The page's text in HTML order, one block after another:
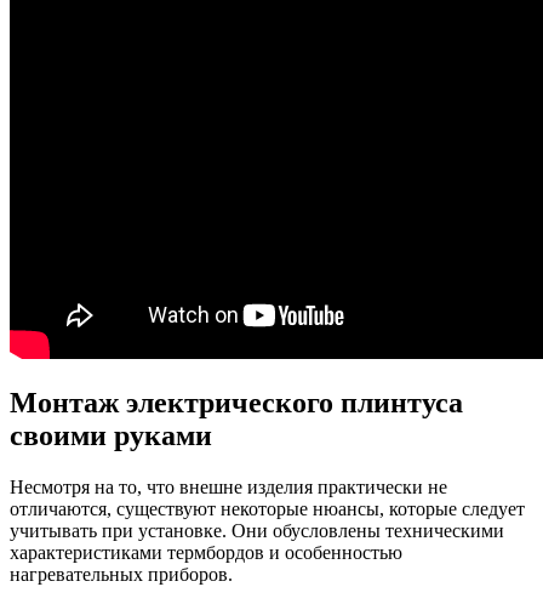
Монтаж электрического плинтуса
своими руками
Несмотря на то, что внешне изделия практически не
отличаются, существуют некоторые нюансы, которые следует
учитывать при установке. Они обусловлены техническими
характеристиками термбордов и особенностью
нагревательных приборов.